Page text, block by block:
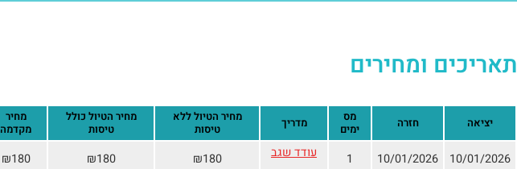
תאריכים ומחירים
יציאה חזרה
מס
ימים
מדריך
מחיר הטיול ללא
טיסות
מחיר הטיול כולל
טיסות
מחיר
מקדמה
10/01/2026
10/01/2026
1 עודד שגב ₪180
₪180
₪180